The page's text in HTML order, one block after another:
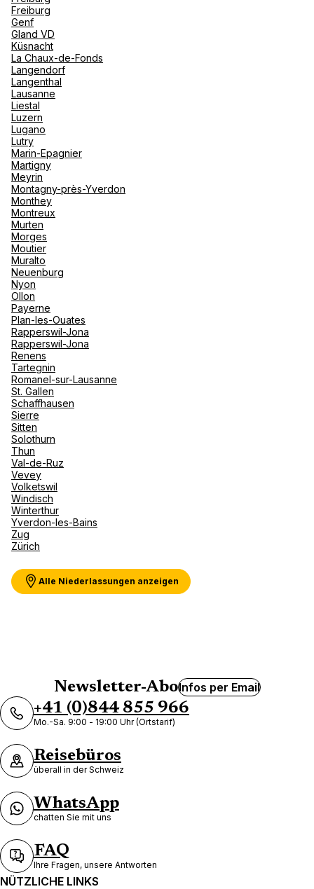
Freiburg
Genf
Gland VD
Küsnacht
La Chaux-de-Fonds
Langendorf
Langenthal
Lausanne
Liestal
Luzern
Lugano
Lutry
Marin-Epagnier
Martigny
Meyrin
Montagny-près-Yverdon
Monthey
Montreux
Murten
Morges
Moutier
Muralto
Neuenburg
Nyon
Ollon
Payerne
Plan-les-Ouates
Rapperswil-Jona
Rapperswil-Jona
Renens
Tartegnin
Romanel-sur-Lausanne
St. Gallen
Schaffhausen
Sierre
Sitten
Solothurn
Thun
Val-de-Ruz
Vevey
Volketswil
Windisch
Winterthur
Yverdon-les-Bains
Zug
Zürich
Alle Niederlassungen anzeigen
Newsletter-AboInfos per Email
+41 (0)844 855 966
Mo.-Sa. 9:00 - 19:00 Uhr (Ortstarif)
Reisebüros
überall in der Schweiz
WhatsApp
chatten Sie mit uns
FAQ
Ihre Fragen, unsere Antworten
NÜTZLICHE LINKS